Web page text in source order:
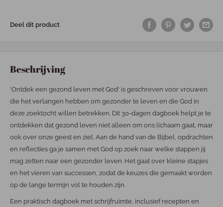
Deel dit product
Beschrijving
'Ontdek een gezond leven met God' is geschreven voor vrouwen
die het verlangen hebben om gezonder te leven en die God in
deze zoektocht willen betrekken. Dit 30-dagen dagboek helpt je te
ontdekken dat gezond leven niet alleen om ons lichaam gaat, maar
ook over onze geest en ziel. Aan de hand van de Bijbel, opdrachten
en reflecties ga je samen met God op zoek naar welke stappen jij
mag zetten naar een gezonder leven. Het gaat over kleine stapjes
en het vieren van successen, zodat de keuzes die gemaakt worden
op de lange termijn vol te houden zijn.
Een praktisch dagboek met schrijfruimte, inclusief recepten en